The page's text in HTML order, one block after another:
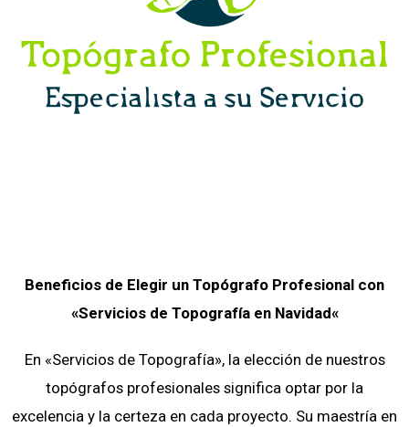
Beneficios de Elegir un Topógrafo Profesional con
«Servicios de Topografía en Navidad«
En «Servicios de Topografía», la elección de nuestros
topógrafos profesionales significa optar por la
excelencia y la certeza en cada proyecto. Su maestría en